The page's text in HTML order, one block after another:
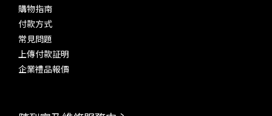
購物指南
付款方式
常見問題
上傳付款証明
企業禮品報價